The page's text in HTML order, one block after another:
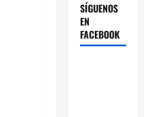
SÍGUENOS
EN
FACEBOOK